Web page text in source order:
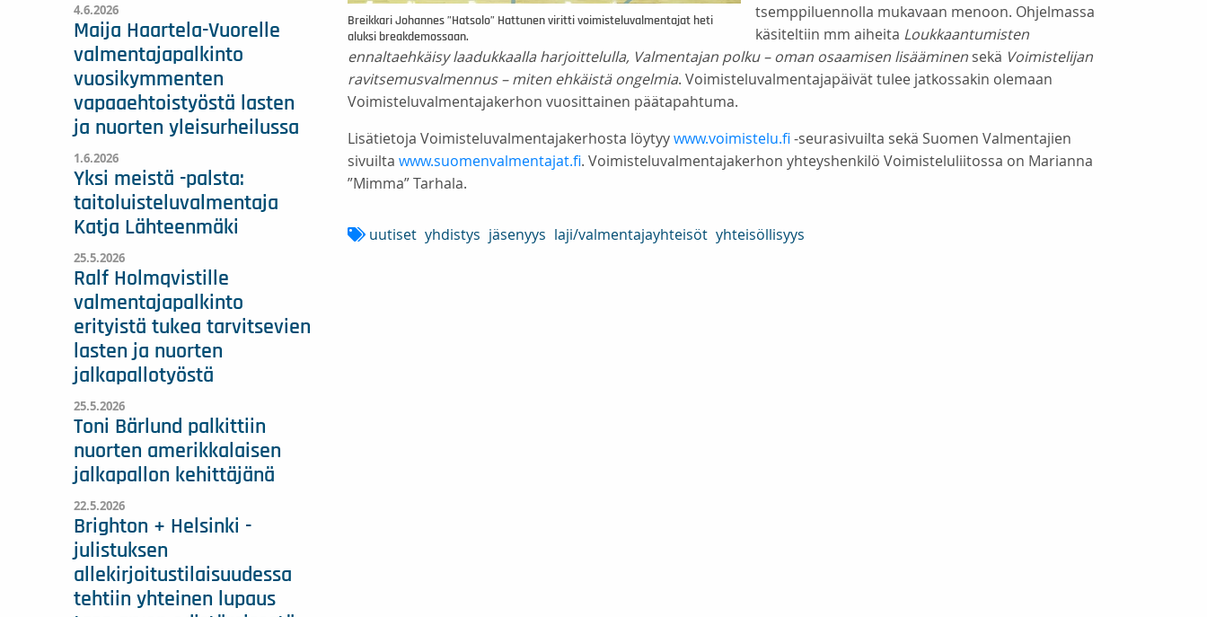
Breikkari Johannes ”Hatsolo” Hattunen viritti voimisteluvalmentajat heti
aluksi breakdemossaan.
tsemppiluennolla mukavaan menoon. Ohjelmassa
käsiteltiin mm aiheita Loukkaantumisten
ennaltaehkäisy laadukkaalla harjoittelulla, Valmentajan polku – oman osaamisen lisääminen sekä Voimistelijan
ravitsemusvalmennus – miten ehkäistä ongelmia. Voimisteluvalmentajapäivät tulee jatkossakin olemaan
Voimisteluvalmentajakerhon vuosittainen päätapahtuma.
Lisätietoja Voimisteluvalmentajakerhosta löytyywww.voimistelu.fi-seurasivuilta sekä Suomen Valmentajien
sivuilta www.suomenvalmentajat.fi. Voimisteluvalmentajakerhon yhteyshenkilö Voimisteluliitossa on Marianna
”Mimma” Tarhala.
uutiset yhdistys jäsenyys laji/valmentajayhteisöt yhteisöllisyys
4.6.2026
Maija Haartela-Vuorelle
valmentajapalkinto
vuosikymmenten
vapaaehtoistyöstä lasten
ja nuorten yleisurheilussa
1.6.2026
Yksi meistä -palsta:
taitoluisteluvalmentaja
Katja Lähteenmäki
25.5.2026
Ralf Holmqvistille
valmentajapalkinto
erityistä tukea tarvitsevien
lasten ja nuorten
jalkapallotyöstä
25.5.2026
Toni Bärlund palkittiin
nuorten amerikkalaisen
jalkapallon kehittäjänä
22.5.2026
Brighton + Helsinki -
julistuksen
allekirjoitustilaisuudessa
tehtiin yhteinen lupaus